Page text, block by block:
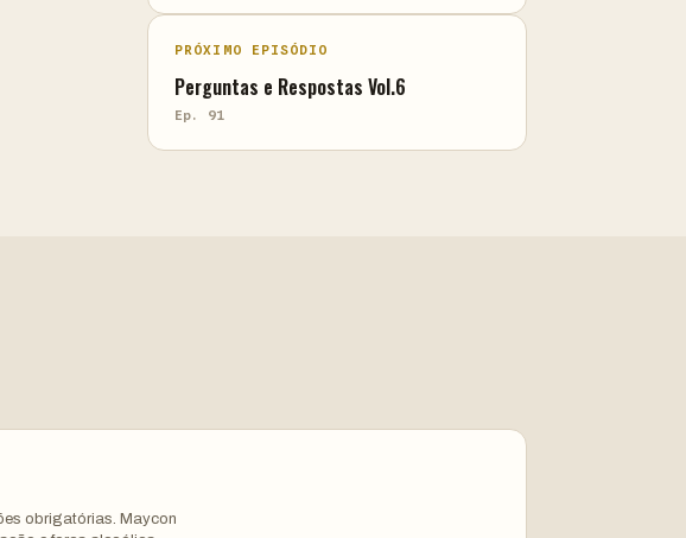
PRÓXIMO EPISÓDIO
Perguntas e Respostas Vol.6
Ep. 91
obrigatórias. Maycon